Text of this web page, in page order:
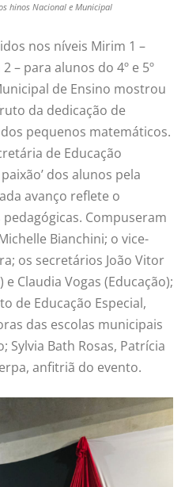
hinos Nacional e Municipal
nos níveis Mirim 1 –
– para alunos do 4º e 5º
de Ensino mostrou
da dedicação de
pequenos matemáticos.
de Educação
dos alunos pela
avanço reflete o
Compuseram
Bianchini; o vice-
os secretários João Vitor
Claudia Vogas (Educação);
de Educação Especial,
das escolas municipais
Sylvia Bath Rosas, Patrícia
anfitriã do evento.